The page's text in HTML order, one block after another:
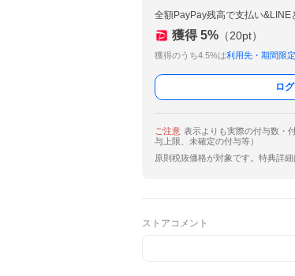
全額PayPay残高で支払い&LINE
獲得 5% （20pt）
獲得のうち4.5%は利用先・期間限定
ロ
ご注意 表示よりも実際の付与数・
与上限、未確定の付与等）
原則税抜価格が対象です。特典詳細
ストアコメント